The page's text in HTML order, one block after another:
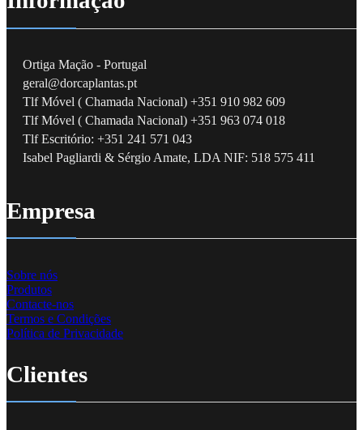
Ortiga Mação - Portugal
geral@dorcaplantas.pt
Tlf Móvel ( Chamada Nacional) +351 910 982 609
Tlf Móvel ( Chamada Nacional) +351 963 074 018
Tlf Escritório: +351 241 571 043
Isabel Pagliardi & Sérgio Amate, LDA NIF: 518 575 411
Empresa
Sobre nós
Produtos
Contacte-nos
Termos e Condições
Política de Privacidade
Clientes